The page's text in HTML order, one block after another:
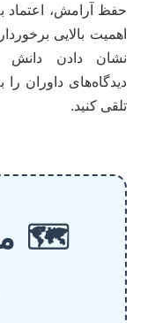
حفظ آرامش، اعتماد
اهمیت بالایی
نشان دادن دانش
دیدگاه‌های داوران
تلقی کنید.
🗺️